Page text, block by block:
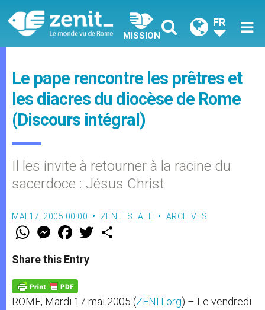
MISSION
FR
Le pape rencontre les prêtres et
les diacres du diocèse de Rome
(Discours intégral)
Il les invite à retourner à la racine du
sacerdoce : Jésus Christ
MAI 17, 2005 00:00 ZENIT STAFF ARCHIVES
W
t
s
p
p
M
e
s
e
g
e
r
F
a
e
b
o
k
w
Share this Entry
ROME, Mardi 17 mai 2005 (ZENIT.org) – Le vendredi